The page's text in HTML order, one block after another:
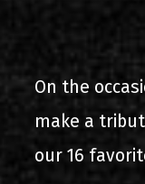
2000-11-10
2005-06-
2008-08-
On the
make a
our 16